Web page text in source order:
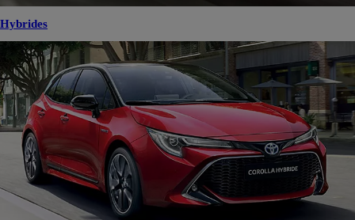
Hybrides